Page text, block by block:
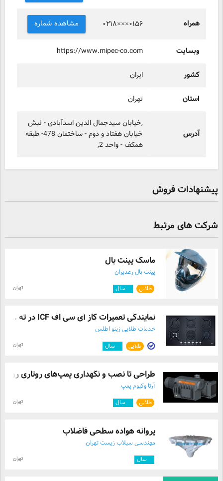
همراه ۰۲۱۸×××۰۱۵۶ مشاهده شماره
وبسایت https://www.mipec-co.com
کشور ایران
استان تهران
آدرس
,خیابان سیدجمال الدین اسدآبادی - نبش
خیابان هفتاد و دوم - ساختمان 478- طبقه
همکف - واحد 2,
پیشنهادات فروش
شرکت های مرتبط
ماسک پینت بال
پینت بال رعدیران
طلایی سال تهران
نمایندگی تعمیرات گاز آی سی اف ICF در ته ...
خدمات طلایی زینو اطلس
طلایی سال تهران
طراحی تا نصب و نگهداری پمپ‌های روتاری رو ...
آرتا وکیوم پمپ
طلایی سال تهران
پروانه هواده سطحی فاضلاب
مهندسی سیلاب زیست تهران
سال تهران